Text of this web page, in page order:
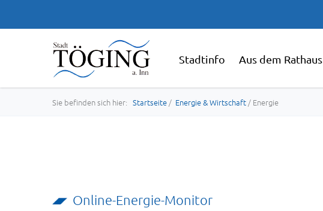
Stadtinfo Aus dem Rathaus
Sie befinden sich hier: Startseite/ Energie & Wirtschaft/ Energie
Online-Energie-Monitor